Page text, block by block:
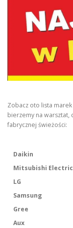
Zobacz oto lista
bierzemy na warsztat,
fabrycznej świeżości:
Daikin
Mitsubishi Electric
LG
Samsung
Gree
Aux